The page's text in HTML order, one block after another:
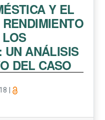
Y EL
UN ANÁLISIS
DEL CASO